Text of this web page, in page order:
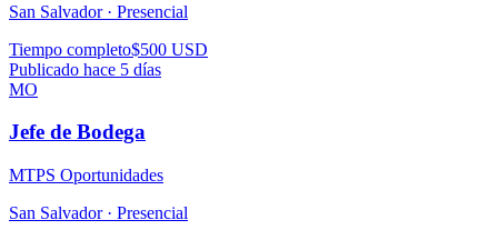
San Salvador · Presencial
Tiempo completo$500 USD
Publicado hace 5 días
MO
Jefe de Bodega
MTPS Oportunidades
San Salvador · Presencial